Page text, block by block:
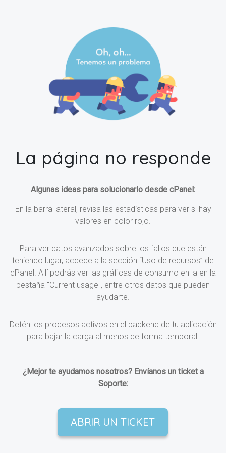
La página no responde
Algunas ideas para solucionarlo desde cPanel:
En la barra lateral, revisa las estadísticas para ver si hay
valores en color rojo.
Para ver datos avanzados sobre los fallos que están
teniendo lugar, accede a la sección “Uso de recursos” de
cPanel. Allí podrás ver las gráficas de consumo en la en la
pestaña "Current usage", entre otros datos que pueden
ayudarte.
Detén los procesos activos en el backend de tu aplicación
para bajar la carga al menos de forma temporal.
¿Mejor te ayudamos nosotros? Envíanos un ticket a
Soporte:
ABRIR UN TICKET